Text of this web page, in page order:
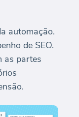
automação.
de SEO.
as partes